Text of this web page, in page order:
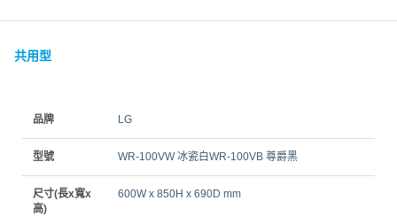
共用型
品牌 LG
型號 WR-100VW 冰瓷白WR-100VB 尊爵黑
尺寸(長x寬x
高)
600W x 850H x 690D mm